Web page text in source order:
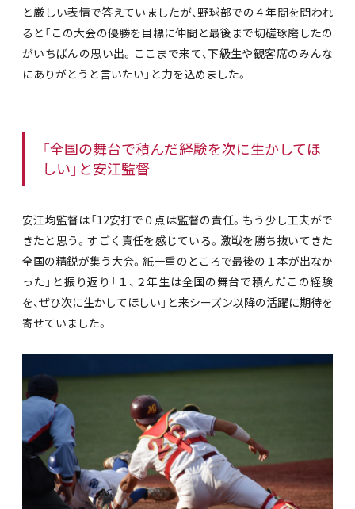
と厳しい表情で答えていましたが、野球部での４年間を問われ
ると「この大会の優勝を目標に仲間と最後まで切磋琢磨したの
がいちばんの思い出。ここまで来て、下級生や観客席のみんな
にありがとうと言いたい」と力を込めました。
「全国の舞台で積んだ経験を次に生かしてほ
しい」と安江監督
安江均監督は「12安打で０点は監督の責任。もう少し工夫がで
きたと思う。すごく責任を感じている。激戦を勝ち抜いてきた
全国の精鋭が集う大会。紙一重のところで最後の１本が出なか
った」と振り返り「１、２年生は全国の舞台で積んだこの経験
を、ぜひ次に生かしてほしい」と来シーズン以降の活躍に期待を
寄せていました。